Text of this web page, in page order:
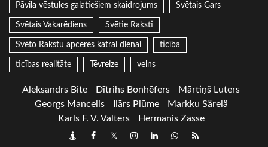
Pāvila vēstules galatiešiem skaidrojums Svētais Gars
Svētais Vakarēdiens Svētie Raksti
Svēto Rakstu apceres katrai dienai ticība
ticības realitāte Tēvreize velns
Aleksandrs Bite Dītrihs Bonhēfers
Mārtiņš Luters
Georgs Mancelis
Ilārs Plūme
Markku Särelä
Karls F. V. Valters
Hermanis Zasse
DraugiemFacebook
TwitterInstagram
LinkedInwhatsapp
RSS